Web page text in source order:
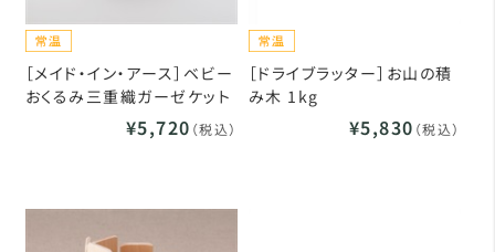
［メイド・イン・アース］ベビー
おくるみ三重織ガーゼケット
¥5,720 （税込）
［ドライブラッター］お山の積
み木 1kg
¥5,830 （税込）